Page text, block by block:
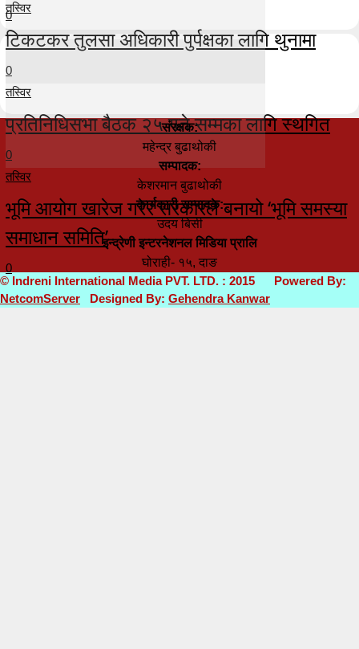
0
तस्विर
टिकटकर तुलसा अधिकारी पुर्पक्षका लागि थुनामा
0
तस्विर
प्रतिनिधिसभा बैठक २५ गते सम्मका लागि स्थगित
0
तस्विर
भूमि आयोग खारेज गरेर सरकारले बनायो ‘भूमि समस्या
समाधान समिति’
0
संरक्षक:
महेन्द्र बुढाथोकी
सम्पादक:
केशरमान बुढाथोकी
कार्यकारी सम्पादक:
उदय बिसी
इन्द्रेणी इन्टरनेशनल मिडिया प्रालि
घोराही- १५, दाङ
© Indreni International Media PVT. LTD. : 2015 Powered By:
NetcomServer Designed By: Gehendra Kanwar